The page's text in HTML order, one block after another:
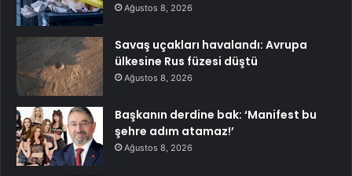
Ağustos 8, 2026
Savaş uçakları havalandı: Avrupa
ülkesine Rus füzesi düştü
Ağustos 8, 2026
Başkanın derdine bak: ‘Manifest bu
şehre adım atamaz!’
Ağustos 8, 2026